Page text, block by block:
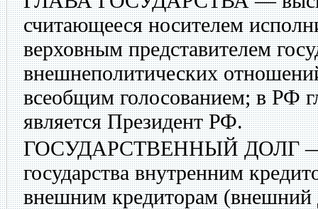
считающееся носителем
верховным представителем
внешнеполитических
всеобщим голосованием; в РФ
является Президент РФ.
ГОСУДАРСТВЕННЫЙ ДОЛГ—
государства внутренним
внешним кредиторам (внешний